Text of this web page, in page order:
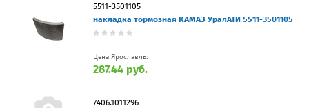
5511-3501105
накладка тормозная КАМАЗ УралАТИ 5511-3501105
Цена Ярославль:
287.44 руб.
7406.1011296